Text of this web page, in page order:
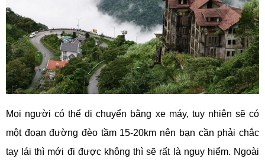
Mọi người có thể di chuyển bằng xe máy, tuy nhiên sẽ có
một đoạn đường đèo tầm 15-20km nên bạn cần phải chắc
tay lái thì mới đi được không thì sẽ rất là nguy hiểm. Ngoài